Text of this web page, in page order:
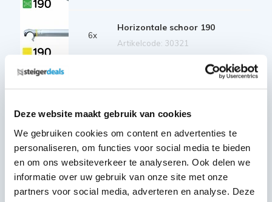
Deze website maakt gebruik van cookies
We gebruiken cookies om content en advertenties te
personaliseren, om functies voor social media te bieden
en om ons websiteverkeer te analyseren. Ook delen we
informatie over uw gebruik van onze site met onze
partners voor social media, adverteren en analyse. Deze
6x
Horizontale schoor 190
Artikelcode: 30321
Kantplankset hout 75x190
Artikelcode: 40220
2x
4x
Wiel rubber + stalen spindel 20
cm